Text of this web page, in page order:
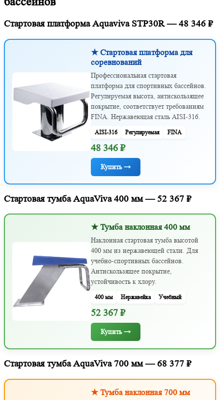
Стартовая платформа Aquaviva STP30R — 48 346 ₽
★ Стартовая платформа для
соревнований
Профессиональная стартовая
платформа для спортивных бассейнов.
Регулируемая высота, антискользящее
покрытие, соответствует требованиям
FINA. Нержавеющая сталь AISI-316.
AISI-316 Регулируемая FINA
48 346 ₽
Купить →
Стартовая тумба AquaViva 400 мм — 52 367 ₽
★ Тумба наклонная 400 мм
Наклонная стартовая тумба высотой
400 мм из нержавеющей стали. Для
учебно-спортивных бассейнов.
Антискользящее покрытие,
устойчивость к хлору.
400 мм Нержавейка Учебный
52 367 ₽
Купить →
Стартовая тумба AquaViva 700 мм — 68 377 ₽
★ Тумба наклонная 700 мм